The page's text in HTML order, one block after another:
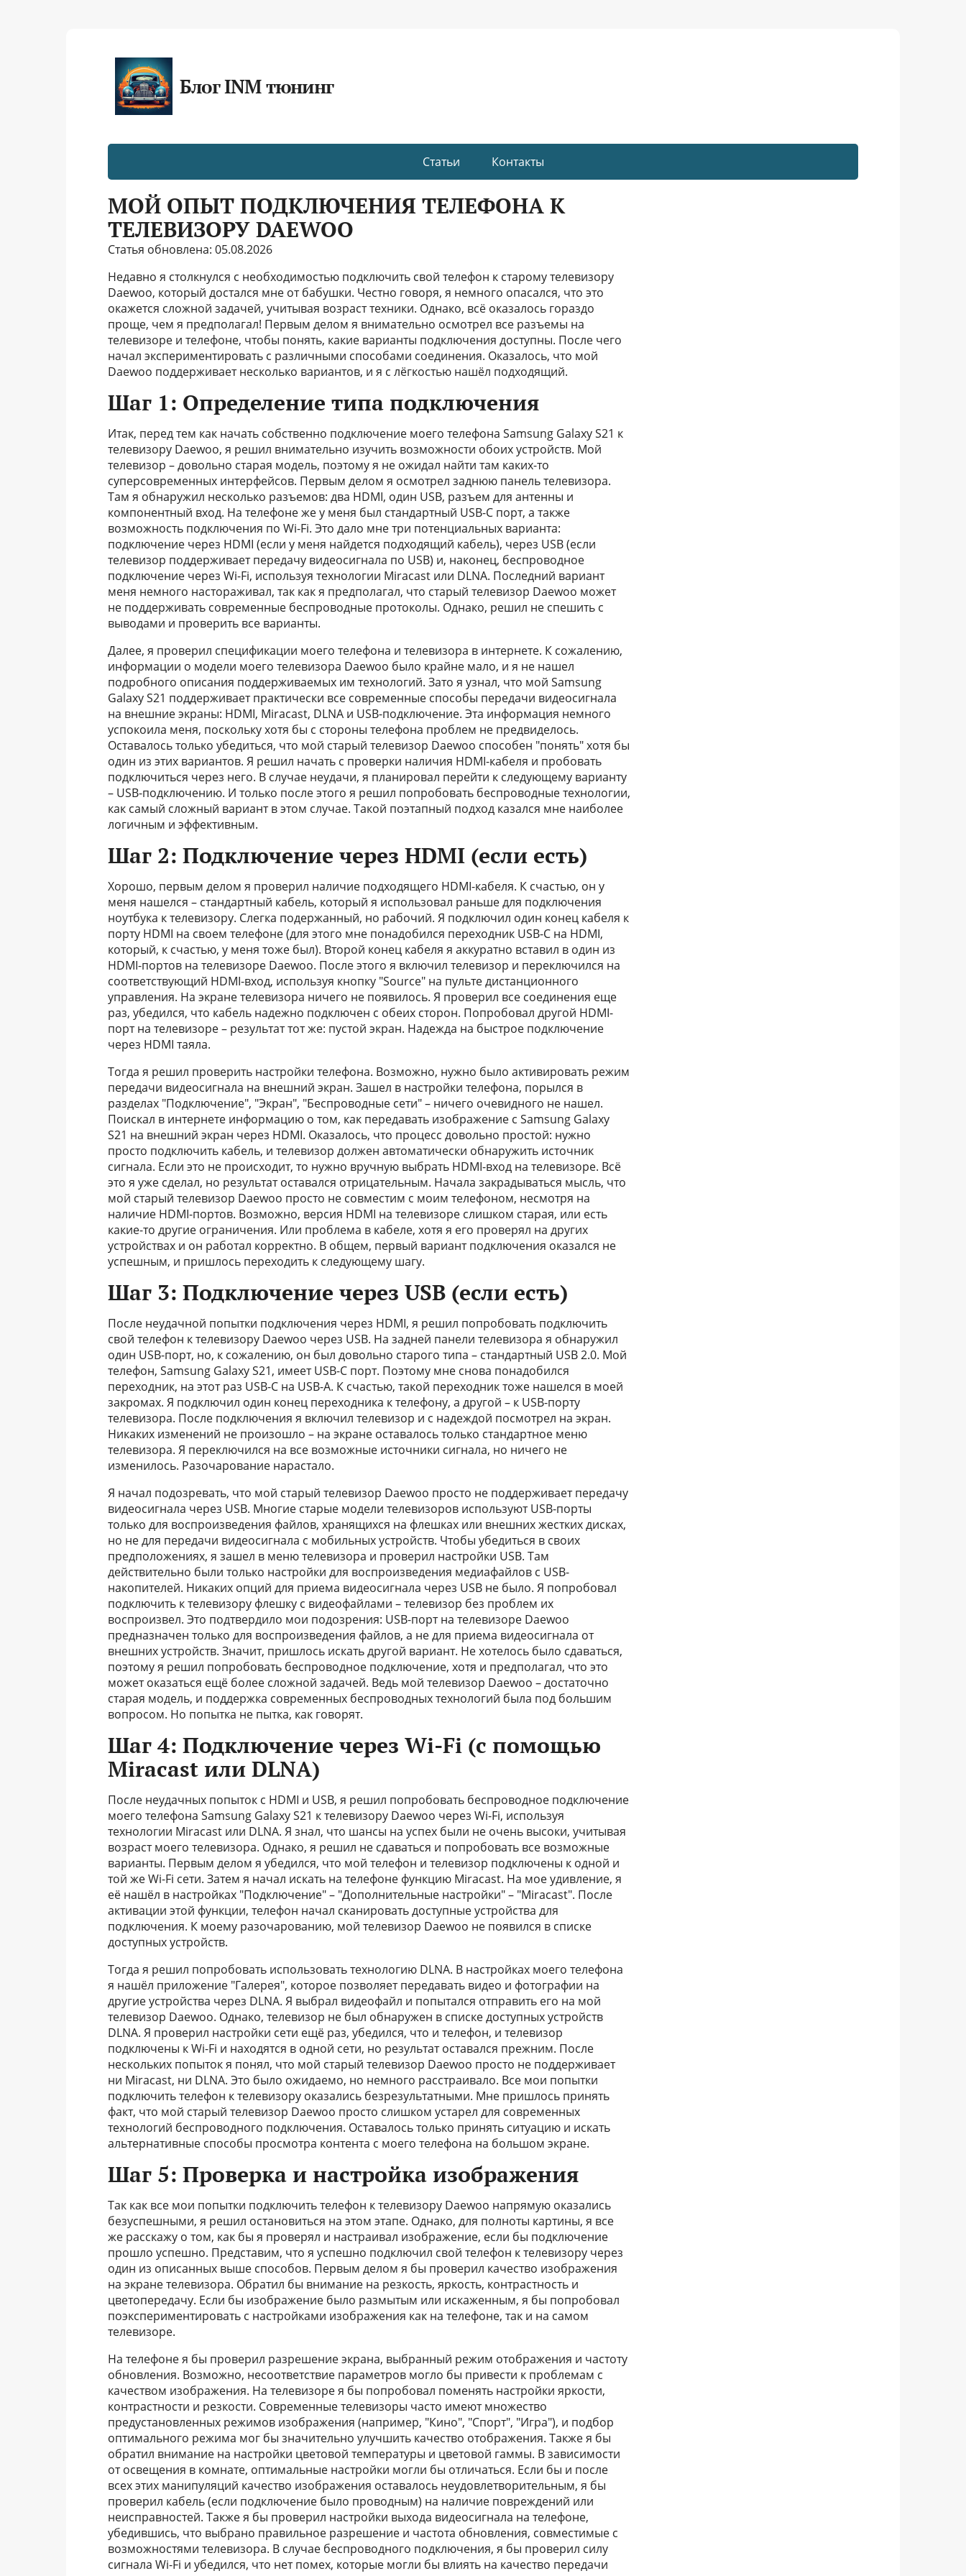
Блог INM тюнинг
Статьи Контакты
МОЙ ОПЫТ ПОДКЛЮЧЕНИЯ ТЕЛЕФОНА К
ТЕЛЕВИЗОРУ DAEWOO
Статья обновлена: 05.08.2026
Недавно я столкнулся с необходимостью подключить свой телефон к старому телевизору
Daewoo, который достался мне от бабушки. Честно говоря, я немного опасался, что это
окажется сложной задачей, учитывая возраст техники. Однако, всё оказалось гораздо
проще, чем я предполагал! Первым делом я внимательно осмотрел все разъемы на
телевизоре и телефоне, чтобы понять, какие варианты подключения доступны. После чего
начал экспериментировать с различными способами соединения. Оказалось, что мой
Daewoo поддерживает несколько вариантов, и я с лёгкостью нашёл подходящий.
Шаг 1: Определение типа подключения
Итак, перед тем как начать собственно подключение моего телефона Samsung Galaxy S21 к
телевизору Daewoo, я решил внимательно изучить возможности обоих устройств. Мой
телевизор – довольно старая модель, поэтому я не ожидал найти там каких-то
суперсовременных интерфейсов. Первым делом я осмотрел заднюю панель телевизора.
Там я обнаружил несколько разъемов: два HDMI, один USB, разъем для антенны и
компонентный вход. На телефоне же у меня был стандартный USB-C порт, а также
возможность подключения по Wi-Fi. Это дало мне три потенциальных варианта:
подключение через HDMI (если у меня найдется подходящий кабель), через USB (если
телевизор поддерживает передачу видеосигнала по USB) и, наконец, беспроводное
подключение через Wi-Fi, используя технологии Miracast или DLNA. Последний вариант
меня немного настораживал, так как я предполагал, что старый телевизор Daewoo может
не поддерживать современные беспроводные протоколы. Однако, решил не спешить с
выводами и проверить все варианты.
Далее, я проверил спецификации моего телефона и телевизора в интернете. К сожалению,
информации о модели моего телевизора Daewoo было крайне мало, и я не нашел
подробного описания поддерживаемых им технологий. Зато я узнал, что мой Samsung
Galaxy S21 поддерживает практически все современные способы передачи видеосигнала
на внешние экраны: HDMI, Miracast, DLNA и USB-подключение. Эта информация немного
успокоила меня, поскольку хотя бы с стороны телефона проблем не предвиделось.
Оставалось только убедиться, что мой старый телевизор Daewoo способен "понять" хотя бы
один из этих вариантов. Я решил начать с проверки наличия HDMI-кабеля и пробовать
подключиться через него. В случае неудачи, я планировал перейти к следующему варианту
– USB-подключению. И только после этого я решил попробовать беспроводные технологии,
как самый сложный вариант в этом случае. Такой поэтапный подход казался мне наиболее
логичным и эффективным.
Шаг 2: Подключение через HDMI (если есть)
Хорошо, первым делом я проверил наличие подходящего HDMI-кабеля. К счастью, он у
меня нашелся – стандартный кабель, который я использовал раньше для подключения
ноутбука к телевизору. Слегка подержанный, но рабочий. Я подключил один конец кабеля к
порту HDMI на своем телефоне (для этого мне понадобился переходник USB-C на HDMI,
который, к счастью, у меня тоже был). Второй конец кабеля я аккуратно вставил в один из
HDMI-портов на телевизоре Daewoo. После этого я включил телевизор и переключился на
соответствующий HDMI-вход, используя кнопку "Source" на пульте дистанционного
управления. На экране телевизора ничего не появилось. Я проверил все соединения еще
раз, убедился, что кабель надежно подключен с обеих сторон. Попробовал другой HDMI-
порт на телевизоре – результат тот же: пустой экран. Надежда на быстрое подключение
через HDMI таяла.
Тогда я решил проверить настройки телефона. Возможно, нужно было активировать режим
передачи видеосигнала на внешний экран. Зашел в настройки телефона, порылся в
разделах "Подключение", "Экран", "Беспроводные сети" – ничего очевидного не нашел.
Поискал в интернете информацию о том, как передавать изображение с Samsung Galaxy
S21 на внешний экран через HDMI. Оказалось, что процесс довольно простой: нужно
просто подключить кабель, и телевизор должен автоматически обнаружить источник
сигнала. Если это не происходит, то нужно вручную выбрать HDMI-вход на телевизоре. Всё
это я уже сделал, но результат оставался отрицательным. Начала закрадываться мысль, что
мой старый телевизор Daewoo просто не совместим с моим телефоном, несмотря на
наличие HDMI-портов. Возможно, версия HDMI на телевизоре слишком старая, или есть
какие-то другие ограничения. Или проблема в кабеле, хотя я его проверял на других
устройствах и он работал корректно. В общем, первый вариант подключения оказался не
успешным, и пришлось переходить к следующему шагу.
Шаг 3: Подключение через USB (если есть)
После неудачной попытки подключения через HDMI, я решил попробовать подключить
свой телефон к телевизору Daewoo через USB. На задней панели телевизора я обнаружил
один USB-порт, но, к сожалению, он был довольно старого типа – стандартный USB 2.0. Мой
телефон, Samsung Galaxy S21, имеет USB-C порт. Поэтому мне снова понадобился
переходник, на этот раз USB-C на USB-A. К счастью, такой переходник тоже нашелся в моей
закромах. Я подключил один конец переходника к телефону, а другой – к USB-порту
телевизора. После подключения я включил телевизор и с надеждой посмотрел на экран.
Никаких изменений не произошло – на экране оставалось только стандартное меню
телевизора. Я переключился на все возможные источники сигнала, но ничего не
изменилось. Разочарование нарастало.
Я начал подозревать, что мой старый телевизор Daewoo просто не поддерживает передачу
видеосигнала через USB. Многие старые модели телевизоров используют USB-порты
только для воспроизведения файлов, хранящихся на флешках или внешних жестких дисках,
но не для передачи видеосигнала с мобильных устройств. Чтобы убедиться в своих
предположениях, я зашел в меню телевизора и проверил настройки USB. Там
действительно были только настройки для воспроизведения медиафайлов с USB-
накопителей. Никаких опций для приема видеосигнала через USB не было. Я попробовал
подключить к телевизору флешку с видеофайлами – телевизор без проблем их
воспроизвел. Это подтвердило мои подозрения: USB-порт на телевизоре Daewoo
предназначен только для воспроизведения файлов, а не для приема видеосигнала от
внешних устройств. Значит, пришлось искать другой вариант. Не хотелось было сдаваться,
поэтому я решил попробовать беспроводное подключение, хотя и предполагал, что это
может оказаться ещё более сложной задачей. Ведь мой телевизор Daewoo – достаточно
старая модель, и поддержка современных беспроводных технологий была под большим
вопросом. Но попытка не пытка, как говорят.
Шаг 4: Подключение через Wi-Fi (с помощью
Miracast или DLNA)
После неудачных попыток с HDMI и USB, я решил попробовать беспроводное подключение
моего телефона Samsung Galaxy S21 к телевизору Daewoo через Wi-Fi, используя
технологии Miracast или DLNA. Я знал, что шансы на успех были не очень высоки, учитывая
возраст моего телевизора. Однако, я решил не сдаваться и попробовать все возможные
варианты. Первым делом я убедился, что мой телефон и телевизор подключены к одной и
той же Wi-Fi сети. Затем я начал искать на телефоне функцию Miracast. На мое удивление, я
её нашёл в настройках "Подключение" – "Дополнительные настройки" – "Miracast". После
активации этой функции, телефон начал сканировать доступные устройства для
подключения. К моему разочарованию, мой телевизор Daewoo не появился в списке
доступных устройств.
Тогда я решил попробовать использовать технологию DLNA. В настройках моего телефона
я нашёл приложение "Галерея", которое позволяет передавать видео и фотографии на
другие устройства через DLNA. Я выбрал видеофайл и попытался отправить его на мой
телевизор Daewoo. Однако, телевизор не был обнаружен в списке доступных устройств
DLNA. Я проверил настройки сети ещё раз, убедился, что и телефон, и телевизор
подключены к Wi-Fi и находятся в одной сети, но результат оставался прежним. После
нескольких попыток я понял, что мой старый телевизор Daewoo просто не поддерживает
ни Miracast, ни DLNA. Это было ожидаемо, но немного расстраивало. Все мои попытки
подключить телефон к телевизору оказались безрезультатными. Мне пришлось принять
факт, что мой старый телевизор Daewoo просто слишком устарел для современных
технологий беспроводного подключения. Оставалось только принять ситуацию и искать
альтернативные способы просмотра контента с моего телефона на большом экране.
Шаг 5: Проверка и настройка изображения
Так как все мои попытки подключить телефон к телевизору Daewoo напрямую оказались
безуспешными, я решил остановиться на этом этапе. Однако, для полноты картины, я все
же расскажу о том, как бы я проверял и настраивал изображение, если бы подключение
прошло успешно. Представим, что я успешно подключил свой телефон к телевизору через
один из описанных выше способов. Первым делом я бы проверил качество изображения
на экране телевизора. Обратил бы внимание на резкость, яркость, контрастность и
цветопередачу. Если бы изображение было размытым или искаженным, я бы попробовал
поэкспериментировать с настройками изображения как на телефоне, так и на самом
телевизоре.
На телефоне я бы проверил разрешение экрана, выбранный режим отображения и частоту
обновления. Возможно, несоответствие параметров могло бы привести к проблемам с
качеством изображения. На телевизоре я бы попробовал поменять настройки яркости,
контрастности и резкости. Современные телевизоры часто имеют множество
предустановленных режимов изображения (например, "Кино", "Спорт", "Игра"), и подбор
оптимального режима мог бы значительно улучшить качество отображения. Также я бы
обратил внимание на настройки цветовой температуры и цветовой гаммы. В зависимости
от освещения в комнате, оптимальные настройки могли бы отличаться. Если бы и после
всех этих манипуляций качество изображения оставалось неудовлетворительным, я бы
проверил кабель (если подключение было проводным) на наличие повреждений или
неисправностей. Также я бы проверил настройки выхода видеосигнала на телефоне,
убедившись, что выбрано правильное разрешение и частота обновления, совместимые с
возможностями телевизора. В случае беспроводного подключения, я бы проверил силу
сигнала Wi-Fi и убедился, что нет помех, которые могли бы влиять на качество передачи